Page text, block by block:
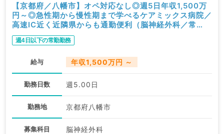
【京都府／八幡市】オペ対応なし◎週5日年収1,500万
円～◎急性期から慢性期まで学べるケアミックス病院／
高速IC近く近隣県からも通勤便利（脳神経外科／常
勤）
週4日以下の常勤勤務
給与 年収1,500万円 ～
勤務日数 週5.00日
勤務地 京都府八幡市
募集科目 脳神経外科